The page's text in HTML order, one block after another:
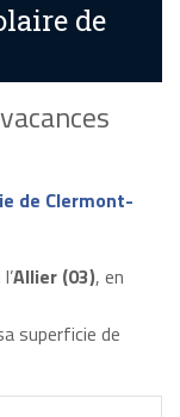
de
de Clermont-
Allier (03), en
superficie de